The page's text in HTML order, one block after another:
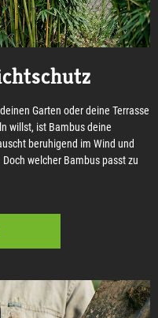
Garten oder deine Terrasse
willst, ist Bambus deine
beruhigend im Wind und
welcher Bambus passt zu